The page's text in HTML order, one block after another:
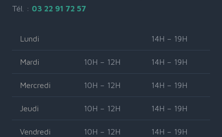
Tél. : 03 22 91 72 57
Lundi 14H – 19H
Mardi 10H – 12H 14H – 19H
Mercredi 10H – 12H 14H – 19H
Jeudi 10H – 12H 14H – 19H
Vendredi 10H – 12H 14H – 19H